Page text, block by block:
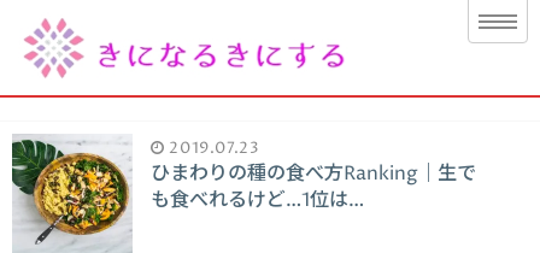
2019.07.23
ひまわりの種の食べ方Ranking｜生で
も食べれるけど…1位は…